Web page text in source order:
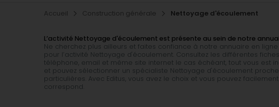
Accueil Construction générale Nettoyage d'écoulement
L’activité Nettoyage d'écoulement est présente au sein de notre
Ne cherchez plus ailleurs et faites confiance à notre annuaire en
pour l’activité Nettoyage d'écoulement. Consultez les différentes
téléphone, email et même site internet le cas échéant, tout vous est
et pouvez sélectionner un spécialiste Nettoyage d'écoulement
particulières. Avec Editus, vous avez le choix et vous pouvez
correspond.